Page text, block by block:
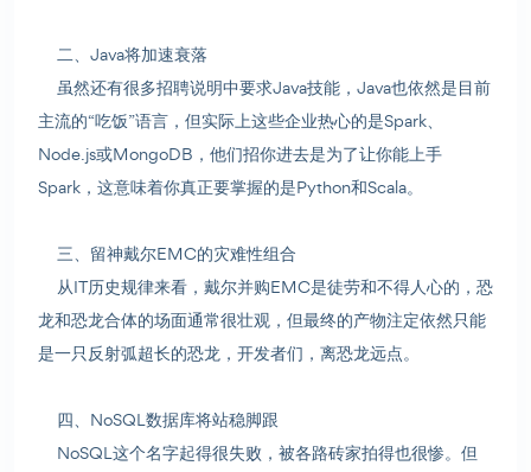
二、Java将加速衰落
虽然还有很多招聘说明中要求Java技能，Java也依然是目前
主流的“吃饭”语言，但实际上这些企业热心的是Spark、
Node.js或MongoDB，他们招你进去是为了让你能上手
Spark，这意味着你真正要掌握的是Python和Scala。
三、留神戴尔EMC的灾难性组合
从IT历史规律来看，戴尔并购EMC是徒劳和不得人心的，恐
龙和恐龙合体的场面通常很壮观，但最终的产物注定依然只能
是一只反射弧超长的恐龙，开发者们，离恐龙远点。
四、NoSQL数据库将站稳脚跟
NoSQL这个名字起得很失败，被各路砖家拍得也很惨。但